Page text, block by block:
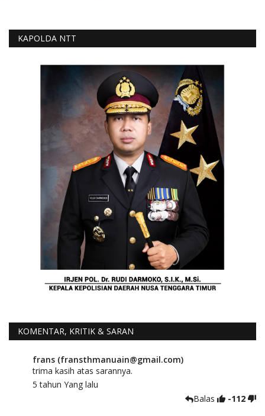
KAPOLDA NTT
KOMENTAR, KRITIK & SARAN
frans (fransthmanuain@gmail.com)
trima kasih atas sarannya.
5 tahun Yang lalu
Balas
-112